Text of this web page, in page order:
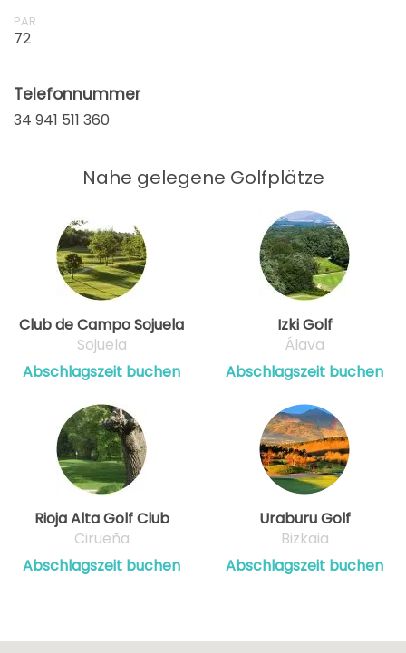
PAR
72
Telefonnummer
34 941 511 360
Nahe gelegene Golfplätze
Club de Campo Sojuela
Sojuela
Abschlagszeit buchen
Izki Golf
Álava
Abschlagszeit buchen
Rioja Alta Golf Club
Cirueña
Abschlagszeit buchen
Uraburu Golf
Bizkaia
Abschlagszeit buchen